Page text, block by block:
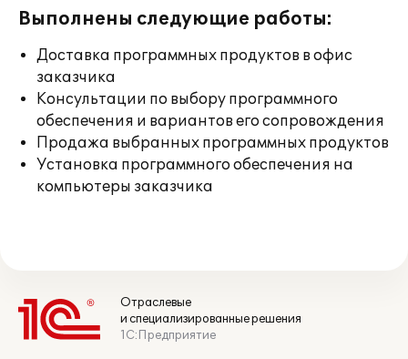
Выполнены следующие работы:
Доставка программных продуктов в офис
заказчика
Консультации по выбору программного
обеспечения и вариантов его сопровождения
Продажа выбранных программных продуктов
Установка программного обеспечения на
компьютеры заказчика
Отраслевые
и специализированные решения
1С:Предприятие